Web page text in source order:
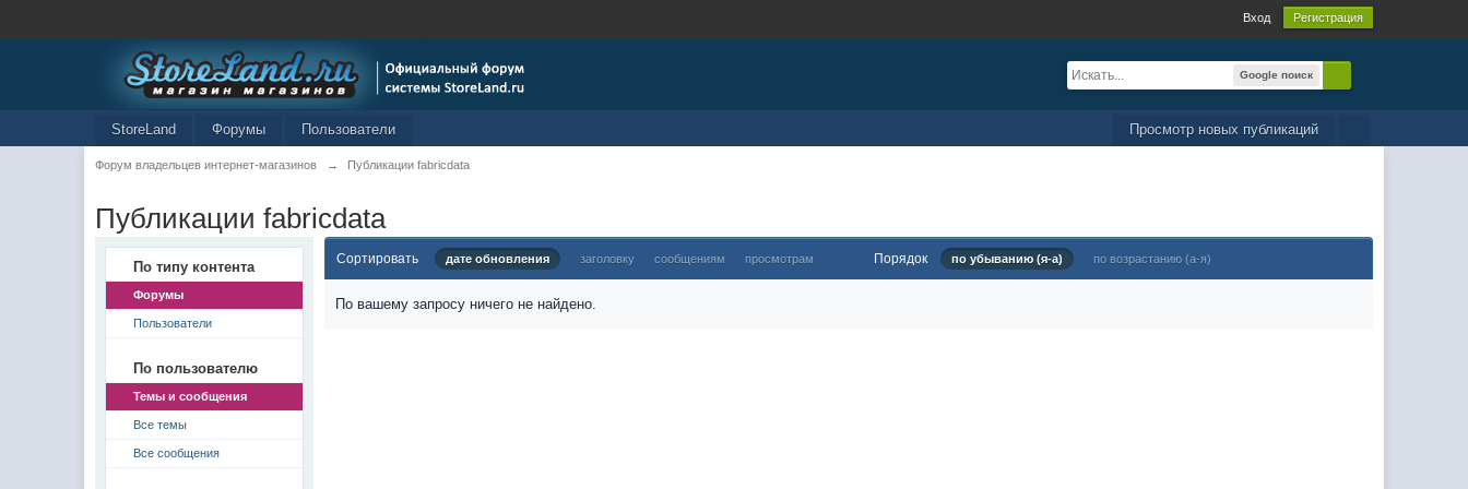
Вход Регистрация
Google поиск
Просмотр новых публикаций
StoreLand Форумы Пользователи
Форум владельцев интернет-магазинов → Публикации fabricdata
Публикации fabricdata
По типу контента
Форумы
Пользователи
По пользователю
Темы и сообщения
Все темы
Все сообщения
Сортировать дате обновления заголовку сообщениям просмотрам Порядок по убыванию (я-а) по возрастанию (а-я)
По вашему запросу ничего не найдено.